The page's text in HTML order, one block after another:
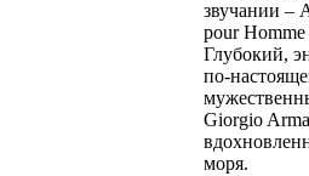
звучании –
pour Homme
Глубокий,
по-
Giorgio
моря.